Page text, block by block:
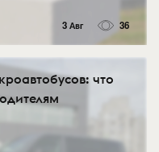
3 Авг 36
что